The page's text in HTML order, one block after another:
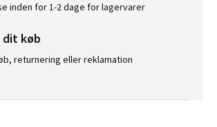
inden for 1-2 dage for lagervarer
dit køb
returnering eller reklamation